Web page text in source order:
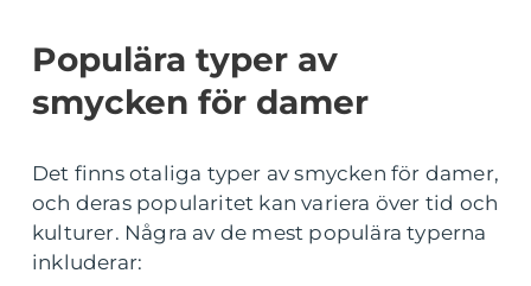
Populära typer av
smycken för damer
Det finns otaliga typer av smycken för damer,
och deras popularitet kan variera över tid och
kulturer. Några av de mest populära typerna
inkluderar: